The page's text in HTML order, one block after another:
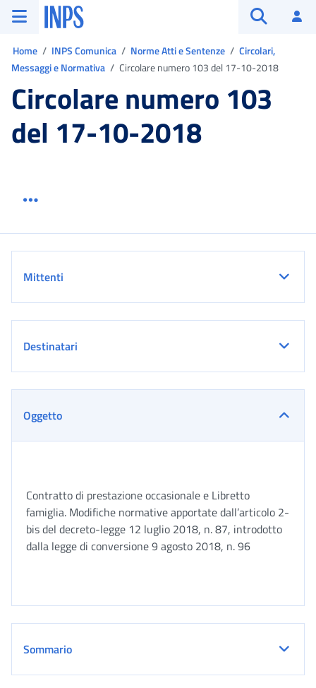
Vai al menu principale
Vai al contenuto principale
Vai al pie' di pagina
INPS ()
Home INPS Comunica Norme Atti e Sentenze
Circolari,
Messaggi e Normativa
Circolare numero 103 del 17-10-2018
Circolare numero 103
del 17-10-2018
Mittenti
Destinatari
Oggetto
Contratto di prestazione occasionale e Libretto
famiglia. Modifiche normative apportate dall’articolo 2-
bis del decreto-legge 12 luglio 2018, n. 87, introdotto
dalla legge di conversione 9 agosto 2018, n. 96
Sommario